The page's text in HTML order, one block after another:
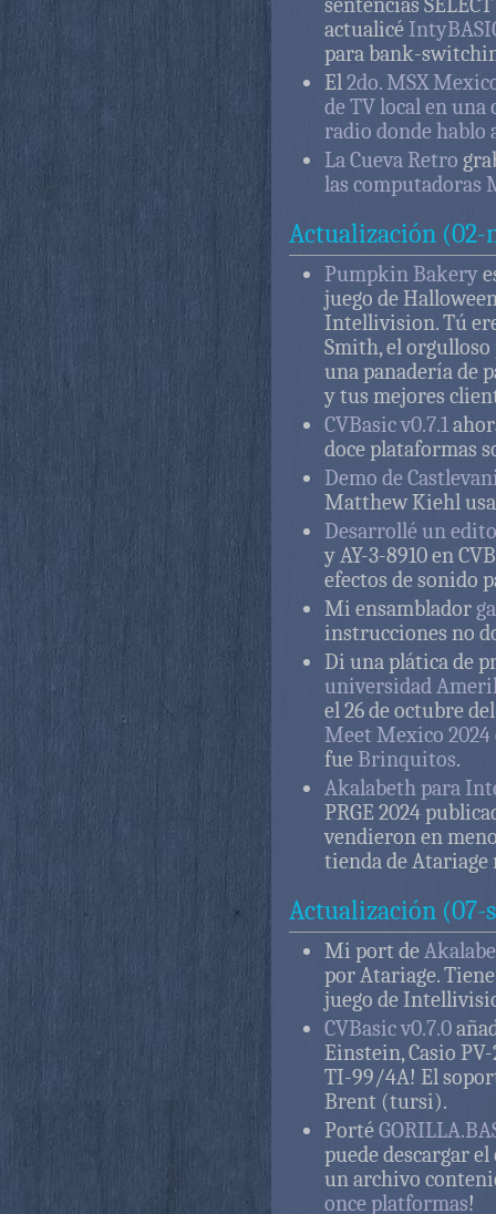
actualicé
para bank-
El 2do. MSX
de TV local en una
radio donde hablo
La Cueva Retro
las computadoras
Actualización (02-
Pumpkin Bakery
juego de
Intellivision. Tú
Smith, el
una panadería de
y tus mejores
CVBasic v0.7.1
doce plataformas
Demo de
Matthew Kiehl
Desarrollé un
y AY-3-8910 en
efectos de sonido
Mi ensamblador
instrucciones no
Di una plática de
universidad
el 26 de octubre
Meet Mexico 2024
fueBrinquitos.
Akalabeth para
PRGE 2024
vendieron en
tienda de
Actualización (07-
Mi port de
por Atariage.
juego de
CVBasic v0.7.0
Einstein, Casio
TI-99/4A! El
Brent (tursi).
Porté
puede descargar
un archivo
once platformas!